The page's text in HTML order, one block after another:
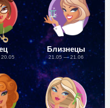
Близнецы
21.05 — 21.06